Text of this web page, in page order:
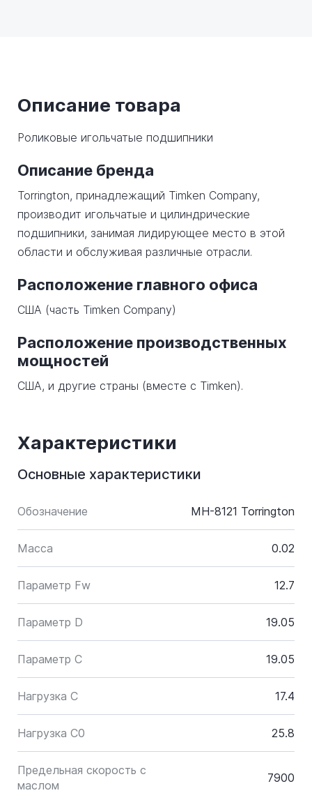
Описание товара
Роликовые игольчатые подшипники
Описание бренда
Torrington, принадлежащий Timken Company,
производит игольчатые и цилиндрические
подшипники, занимая лидирующее место в этой
области и обслуживая различные отрасли.
Расположение главного офиса
США (часть Timken Company)
Расположение производственных
мощностей
США, и другие страны (вместе с Timken).
Характеристики
Основные характеристики
Обозначение MH-8121 Torrington
Масса 0.02
Параметр Fw 12.7
Параметр D 19.05
Параметр C 19.05
Нагрузка C 17.4
Нагрузка C0 25.8
Предельная скорость с
маслом
7900